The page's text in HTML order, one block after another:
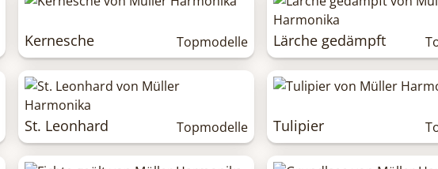
Kernesche Topmodelle Lärche gedämpft
St. Leonhard Topmodelle Tulipier